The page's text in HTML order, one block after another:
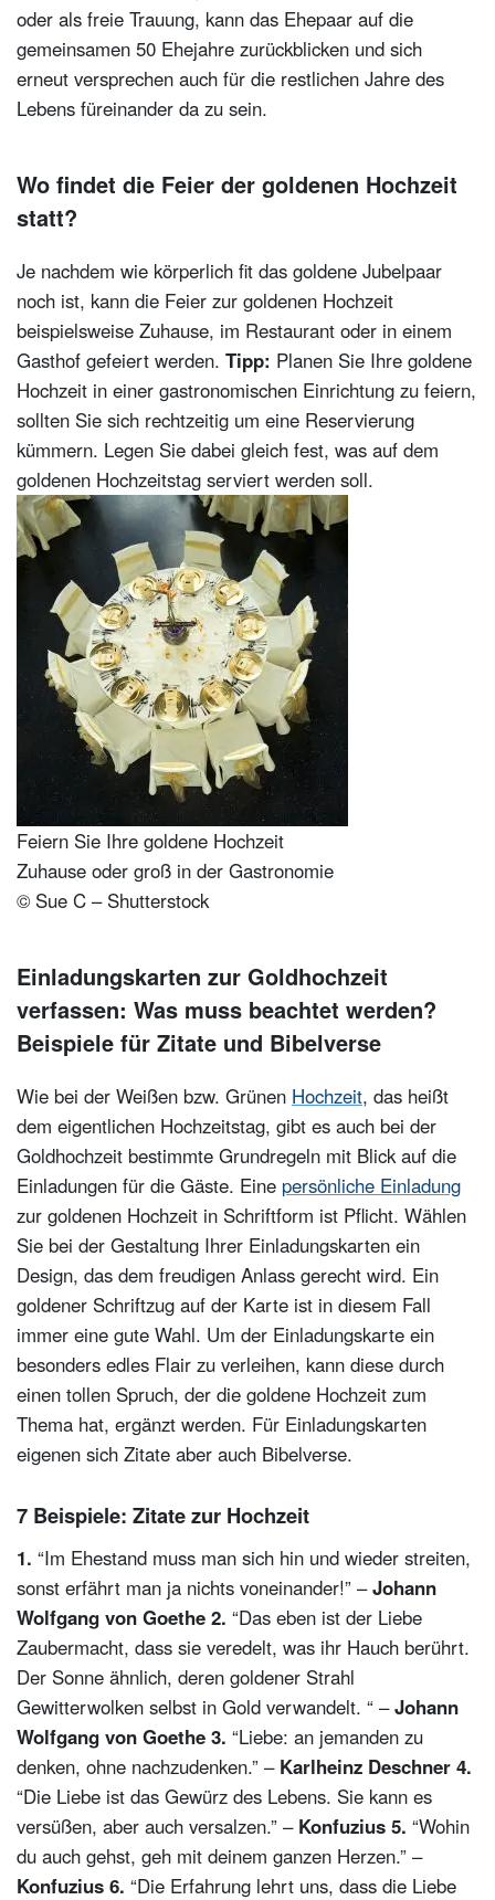
oder als freie Trauung, kann das Ehepaar auf die
gemeinsamen 50 Ehejahre zurückblicken und sich
erneut versprechen auch für die restlichen Jahre des
Lebens füreinander da zu sein.
Wo findet die Feier der goldenen Hochzeit
statt?
Je nachdem wie körperlich fit das goldene Jubelpaar
noch ist, kann die Feier zur goldenen Hochzeit
beispielsweise Zuhause, im Restaurant oder in einem
Gasthof gefeiert werden. Tipp: Planen Sie Ihre goldene
Hochzeit in einer gastronomischen Einrichtung zu feiern,
sollten Sie sich rechtzeitig um eine Reservierung
kümmern. Legen Sie dabei gleich fest, was auf dem
goldenen Hochzeitstag serviert werden soll.
Feiern Sie Ihre goldene Hochzeit
Zuhause oder groß in der Gastronomie
© Sue C – Shutterstock
Einladungskarten zur Goldhochzeit
verfassen: Was muss beachtet werden?
Beispiele für Zitate und Bibelverse
Wie bei der Weißen bzw. Grünen Hochzeit, das heißt
dem eigentlichen Hochzeitstag, gibt es auch bei der
Goldhochzeit bestimmte Grundregeln mit Blick auf die
Einladungen für die Gäste. Eine persönliche Einladung
zur goldenen Hochzeit in Schriftform ist Pflicht. Wählen
Sie bei der Gestaltung Ihrer Einladungskarten ein
Design, das dem freudigen Anlass gerecht wird. Ein
goldener Schriftzug auf der Karte ist in diesem Fall
immer eine gute Wahl. Um der Einladungskarte ein
besonders edles Flair zu verleihen, kann diese durch
einen tollen Spruch, der die goldene Hochzeit zum
Thema hat, ergänzt werden. Für Einladungskarten
eigenen sich Zitate aber auch Bibelverse.
7 Beispiele: Zitate zur Hochzeit
1. “Im Ehestand muss man sich hin und wieder streiten,
sonst erfährt man ja nichts voneinander!” –Johann
Wolfgang von Goethe 2. “Das eben ist der Liebe
Zaubermacht, dass sie veredelt, was ihr Hauch berührt.
Der Sonne ähnlich, deren goldener Strahl
Gewitterwolken selbst in Gold verwandelt. “ –Johann
Wolfgang von Goethe 3. “Liebe: an jemanden zu
denken, ohne nachzudenken.” – Karlheinz Deschner 4.
“Die Liebe ist das Gewürz des Lebens. Sie kann es
versüßen, aber auch versalzen.” – Konfuzius 5. “Wohin
du auch gehst, geh mit deinem ganzen Herzen.” –
Konfuzius 6. “Die Erfahrung lehrt uns, dass die Liebe